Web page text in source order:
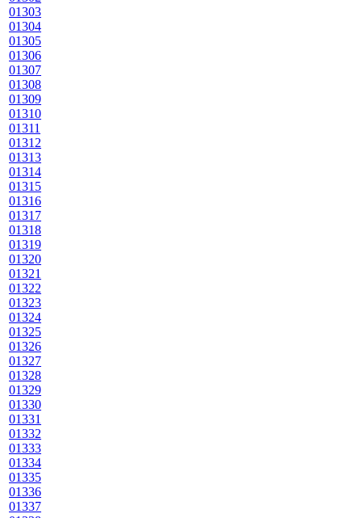
01303
01304
01305
01306
01307
01308
01309
01310
01311
01312
01313
01314
01315
01316
01317
01318
01319
01320
01321
01322
01323
01324
01325
01326
01327
01328
01329
01330
01331
01332
01333
01334
01335
01336
01337